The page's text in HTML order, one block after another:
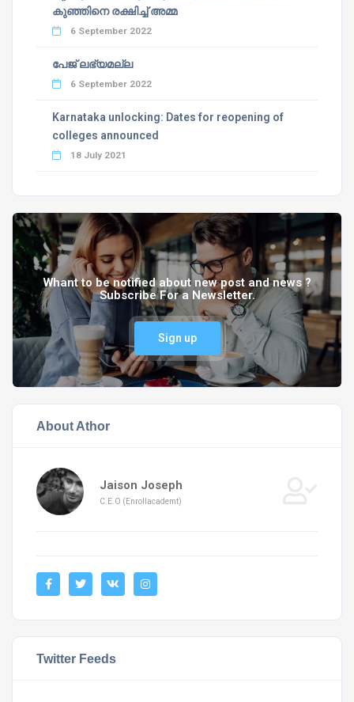
കുഞ്ഞിനെ രക്ഷിച്ച് അമ്മ
6 September 2022
പേജ് ലഭ്യമല്ല
6 September 2022
Karnataka unlocking: Dates for reopening of
colleges announced
18 July 2021
Whant to be notified about new post and news ?
Subscribe For a Newsletter.
Sign up
About Athor
Jaison Joseph
C.E.O (Enrollacademt)
Twitter Feeds